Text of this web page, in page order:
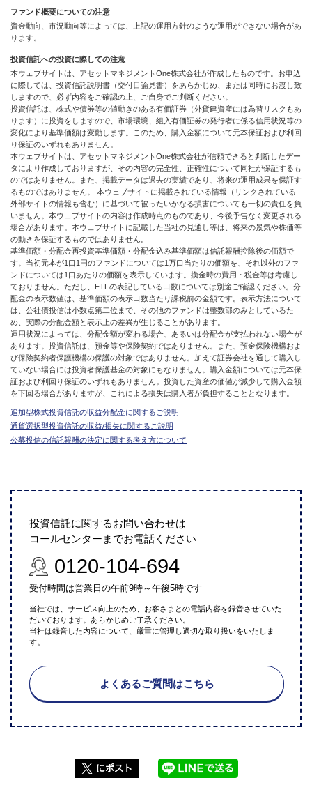
ファンド概要についての注意
資金動向、市況動向等によっては、上記の運用方針のような運用ができない場合があ
ります。
投資信託への投資に際しての注意
本ウェブサイトは、アセットマネジメントOne株式会社が作成したものです。お申込
に際しては、投資信託説明書（交付目論見書）をあらかじめ、または同時にお渡し致
しますので、必ず内容をご確認の上、ご自身でご判断ください。
投資信託は、株式や債券等の値動きのある有価証券（外貨建資産には為替リスクもあ
ります）に投資をしますので、市場環境、組入有価証券の発行者に係る信用状況等の
変化により基準価額は変動します。このため、購入金額について元本保証および利回
り保証のいずれもありません。
本ウェブサイトは、アセットマネジメントOne株式会社が信頼できると判断したデー
タにより作成しておりますが、その内容の完全性、正確性について同社が保証するも
のではありません。また、掲載データは過去の実績であり、将来の運用成果を保証す
るものではありません。 本ウェブサイトに掲載されている情報（リンクされている
外部サイトの情報も含む）に基づいて被ったいかなる損害についても一切の責任を負
いません。本ウェブサイトの内容は作成時点のものであり、今後予告なく変更される
場合があります。本ウェブサイトに記載した当社の見通し等は、将来の景気や株価等
の動きを保証するものではありません。
基準価額・分配金再投資基準価額・分配金込み基準価額は信託報酬控除後の価額で
す。当初元本が1口1円のファンドについては1万口当たりの価額を、それ以外のファ
ンドについては1口あたりの価額を表示しています。換金時の費用・税金等は考慮し
ておりません。ただし、ETFの表記している口数については別途ご確認ください。分
配金の表示数値は、基準価額の表示口数当たり課税前の金額です。表示方法について
は、公社債投信は小数点第二位まで、その他のファンドは整数部のみとしているた
め、実際の分配金額と表示上の差異が生じることがあります。
運用状況によっては、分配金額が変わる場合、あるいは分配金が支払われない場合が
あります。投資信託は、預金等や保険契約ではありません。また、預金保険機構およ
び保険契約者保護機構の保護の対象ではありません。加えて証券会社を通して購入し
ていない場合には投資者保護基金の対象にもなりません。購入金額については元本保
証および利回り保証のいずれもありません。投資した資産の価値が減少して購入金額
を下回る場合がありますが、これによる損失は購入者が負担することとなります。
追加型株式投資信託の収益分配金に関するご説明
通貨選択型投資信託の収益/損失に関するご説明
公募投信の信託報酬の決定に関する考え方について
投資信託に関するお問い合わせは
コールセンターまでお電話ください
0120-104-694
受付時間は営業日の午前9時～午後5時です
当社では、サービス向上のため、お客さまとの電話内容を録音させていた
だいております。あらかじめご了承ください。
当社は録音した内容について、厳重に管理し適切な取り扱いをいたしま
す。
よくあるご質問はこちら